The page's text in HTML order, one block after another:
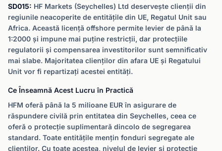
SD015: HF Markets (Seychelles) Ltd deservește clienții din
regiunile neacoperite de entitățile din UE, Regatul Unit sau
Africa. Această licență offshore permite levier de până la
1:2000 și impune mai puține restricții, dar protecțiile
regulatorii și compensarea investitorilor sunt semnificativ
mai slabe. Majoritatea clienților din afara UE și Regatului
Unit vor fi repartizați acestei entități.
Ce Înseamnă Acest Lucru în Practică
HFM oferă până la 5 milioane EUR în asigurare de
răspundere civilă prin entitatea din Seychelles, ceea ce
oferă o protecție suplimentară dincolo de segregarea
standard. Toate entitățile mențin fonduri segregate ale
clienților. Cu toate acestea, nivelul de levier și protecție